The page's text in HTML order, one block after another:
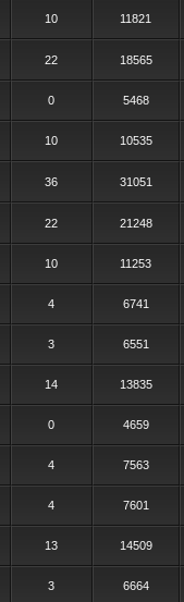
10 11821
22 18565
0 5468
10 10535
36 31051
22 21248
10 11253
4 6741
3 6551
14 13835
0 4659
4 7563
4 7601
13 14509
3 6664